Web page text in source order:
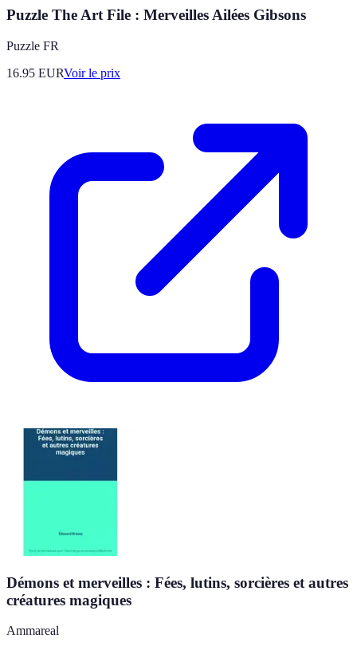
Puzzle The Art File : Merveilles Ailées Gibsons
Puzzle FR
16.95 EURVoir le prix
Démons et merveilles : Fées, lutins, sorcières et autres
créatures magiques
Ammareal